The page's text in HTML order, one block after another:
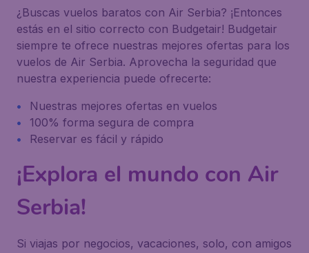
¿Buscas vuelos baratos con Air Serbia? ¡Entonces
estás en el sitio correcto con Budgetair! Budgetair
siempre te ofrece nuestras mejores ofertas para los
vuelos de Air Serbia. Aprovecha la seguridad que
nuestra experiencia puede ofrecerte:
Nuestras mejores ofertas en vuelos
100% forma segura de compra
Reservar es fácil y rápido
¡Explora el mundo con Air
Serbia!
Si viajas por negocios, vacaciones, solo, con amigos